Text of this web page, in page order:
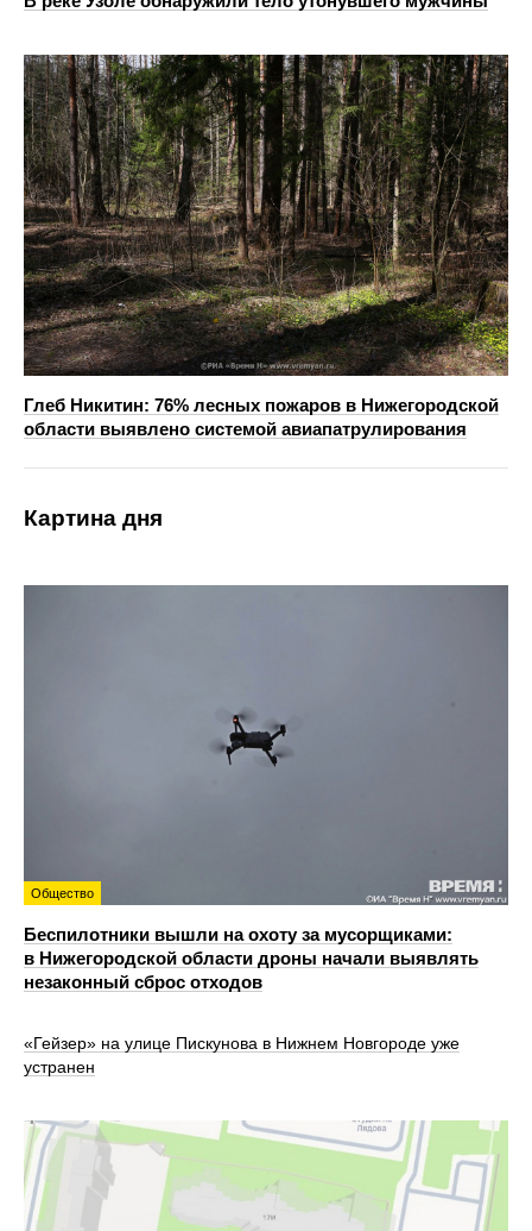
Глеб Никитин: 76% лесных пожаров в Нижегородской
области выявлено системой авиапатрулирования
Картина дня
Общество
Беспилотники вышли на охоту за мусорщиками:
в Нижегородской области дроны начали выявлять
незаконный сброс отходов
«Гейзер» на улице Пискунова в Нижнем Новгороде уже
устранен